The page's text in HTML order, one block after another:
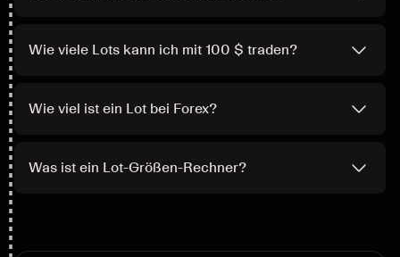
Wie viele Lots kann ich mit 100 $ traden?
Wie viel ist ein Lot bei Forex?
Was ist ein Lot-Größen-Rechner?